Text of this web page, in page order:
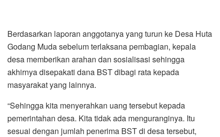
Berdasarkan laporan anggotanya yang turun ke Desa Huta
Godang Muda sebelum terlaksana pembagian, kepala
desa memberikan arahan dan sosialisasi sehingga
akhirnya disepakati dana BST dibagi rata kepada
masyarakat yang lainnya.
“Sehingga kita menyerahkan uang tersebut kepada
pemerintahan desa. Kita tidak ada menguranginya. Itu
sesuai dengan jumlah penerima BST di desa tersebut,